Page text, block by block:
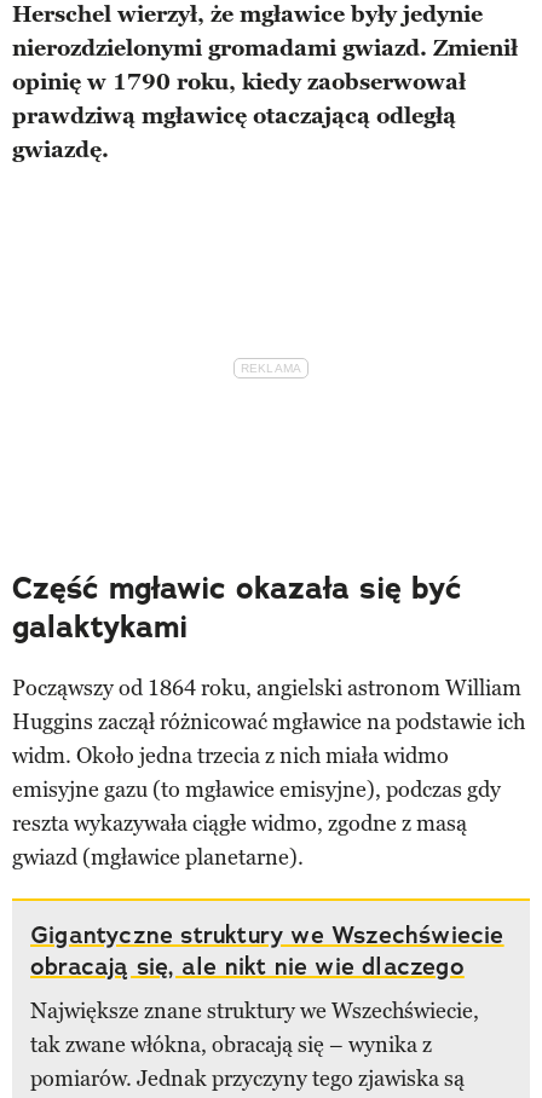
Herschel wierzył, że mgławice były jedynie
nierozdzielonymi gromadami gwiazd. Zmienił
opinię w 1790 roku, kiedy zaobserwował
prawdziwą mgławicę otaczającą odległą
gwiazdę.
Część mgławic okazała się być
galaktykami
Począwszy od 1864 roku, angielski astronom William
Huggins zaczął różnicować mgławice na podstawie ich
widm. Około jedna trzecia z nich miała widmo
emisyjne gazu (to mgławice emisyjne), podczas gdy
reszta wykazywała ciągłe widmo, zgodne z masą
gwiazd (mgławice planetarne).
Gigantyczne struktury we Wszechświecie
obracają się, ale nikt nie wie dlaczego
Największe znane struktury we Wszechświecie,
tak zwane włókna, obracają się – wynika z
pomiarów. Jednak przyczyny tego zjawiska są